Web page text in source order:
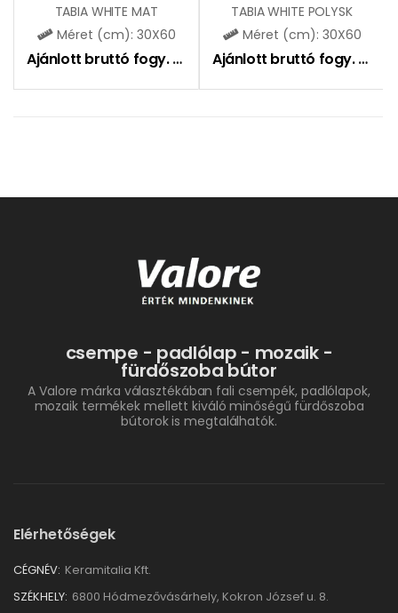
TABIA WHITE MAT
Méret (cm): 30X60
Ajánlott bruttó fogy. ár: 5550Ft
TABIA WHITE POLYSK
Méret (cm): 30X60
Ajánlott bruttó fogy. ár:
csempe - padlólap - mozaik -
fürdőszoba bútor
A Valore márka választékában fali csempék, padlólapok,
mozaik termékek mellett kiváló minőségű fürdőszoba
bútorok is megtalálhatók.
Elérhetőségek
CÉGNÉV: Keramitalia Kft.
SZÉKHELY: 6800 Hódmezővásárhely, Kokron József u. 8.